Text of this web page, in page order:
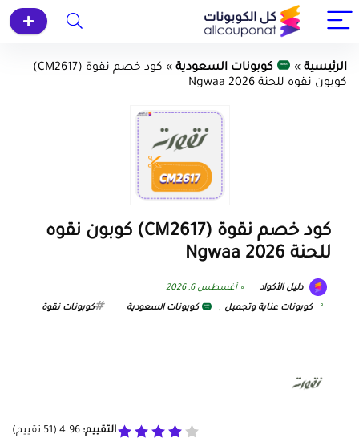
الرئيسية » كوبونات السعودية »
كود خصم نقوة (CM2617)
كوبون نقوه للحنة Ngwaa 2026
كود خصم نقوة (CM2617) كوبون نقوه
للحنة Ngwaa 2026
دليل الأكواد أغسطس 6, 2026
كوبونات عناية وتجميل , كوبونات السعودية كوبونات نقوة
التقييم: 4.96
(
51 تقييم)